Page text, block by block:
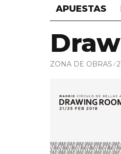
APUESTAS
ZONA DE OBRAS